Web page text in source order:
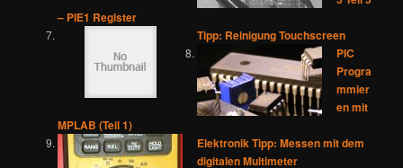
– PIE1 Register
Tipp: Reinigung Touchscreen
PIC
Progra
mmier
en mit
MPLAB (Teil 1)
Elektronik Tipp: Messen mit dem
digitalen Multimeter